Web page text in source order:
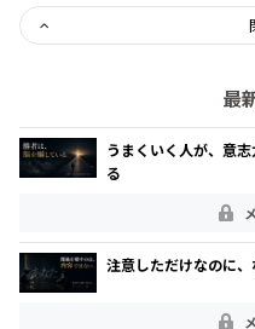
最
うまくいく人が、意
る
注意しただけなのに、